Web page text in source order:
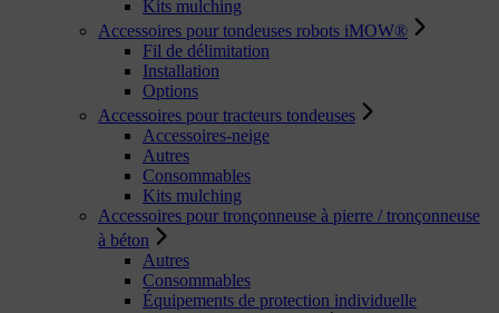
Kits mulching
Accessoires pour tondeuses robots iMOW®
Fil de délimitation
Installation
Options
Accessoires pour tracteurs tondeuses
Accessoires-neige
Autres
Consommables
Kits mulching
Accessoires pour tronçonneuse à pierre / tronçonneuse
à béton
Autres
Consommables
Équipements de protection individuelle